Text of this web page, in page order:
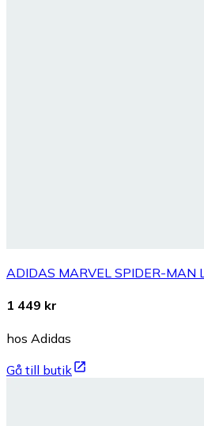
ADIDAS MARVEL SPIDER-MAN
1 449 kr
hos Adidas
Gå till butik